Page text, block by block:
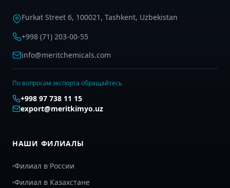
Furkat Street 6, 100021, Tashkent, Uzbekistan
+998 (71) 203-00-55
info@meritchemicals.com
По вопросам экспорта обращайтесь
+998 97 738 11 15
export@meritkimyo.uz
НАШИ ФИЛИАЛЫ
Филиал в России
Филиал в Казахстане